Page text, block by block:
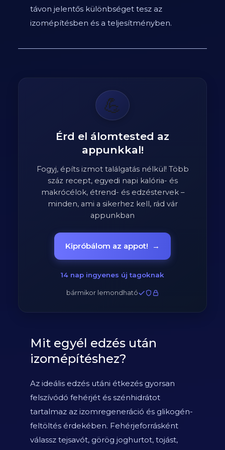
távon jelentős különbséget tesz az
izomépítésben és a teljesítményben.
💪
Érd el álomtested az
appunkkal!
Fogyj, építs izmot találgatás nélkül! Több
száz recept, egyedi napi kalória- és
makrócélok, étrend- és edzéstervek –
minden, ami a sikerhez kell, rád vár
appunkban
Kipróbálom az appot! →
14 nap ingyenes új tagoknak
bármikor lemondható
Mit egyél edzés után
izomépítéshez?
Az ideális edzés utáni étkezés gyorsan
felszívódó fehérjét és szénhidrátot
tartalmaz az izomregeneráció és glikogén-
feltöltés érdekében. Fehérjeforrásként
válassz tejsavót, görög joghurtot, tojást,